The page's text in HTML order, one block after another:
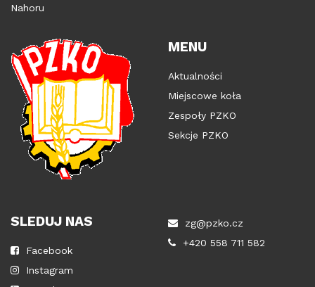
Nahoru
MENU
Aktualności
Miejscowe koła
Zespoły PZKO
Sekcje PZKO
SLEDUJ NAS
Facebook
Instagram
zg@pzko.cz
+420 558 711 582